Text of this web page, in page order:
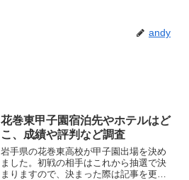
andy
花巻東甲子園宿泊先やホテルはど
こ、成績や評判など調査
岩手県の花巻東高校が甲子園出場を決め
ました。初戦の相手はこれから抽選で決
まりますので、決まった際は記事を更新